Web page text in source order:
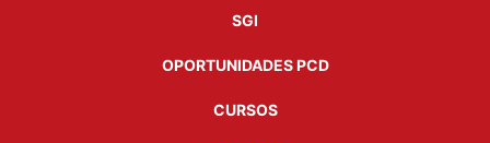
SGI
OPORTUNIDADES PCD
CURSOS